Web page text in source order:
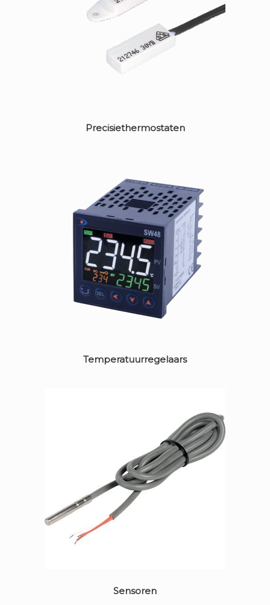
Precisiethermostaten
Temperatuurregelaars
Sensoren